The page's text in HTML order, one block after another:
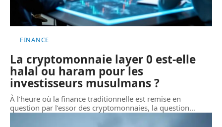
FINANCE
La cryptomonnaie layer 0 est-elle
halal ou haram pour les
investisseurs musulmans ?
À l’heure où la finance traditionnelle est remise en
question par l’essor des cryptomonnaies, la question…